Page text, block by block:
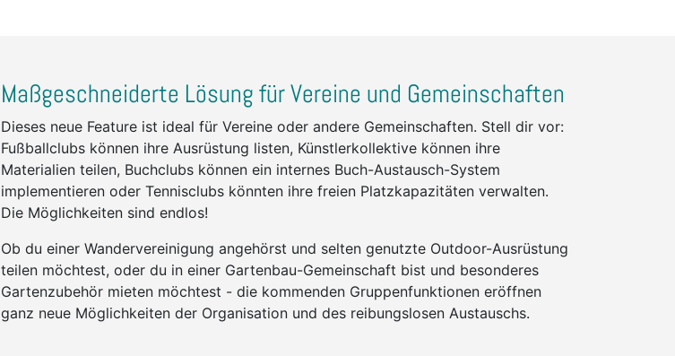
Maßgeschneiderte Lösung für Vereine und Gemeinschaften
Dieses neue Feature ist ideal für Vereine oder andere Gemeinschaften. Stell dir vor:
Fußballclubs können ihre Ausrüstung listen, Künstlerkollektive können ihre
Materialien teilen, Buchclubs können ein internes Buch-Austausch-System
implementieren oder Tennisclubs könnten ihre freien Platzkapazitäten verwalten.
Die Möglichkeiten sind endlos!
Ob du einer Wandervereinigung angehörst und selten genutzte Outdoor-Ausrüstung
teilen möchtest, oder du in einer Gartenbau-Gemeinschaft bist und besonderes
Gartenzubehör mieten möchtest - die kommenden Gruppenfunktionen eröffnen
ganz neue Möglichkeiten der Organisation und des reibungslosen Austauschs.